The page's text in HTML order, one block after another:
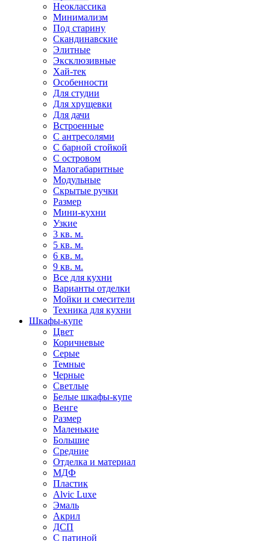
Неоклассика
Минимализм
Под старину
Скандинавские
Элитные
Эксклюзивные
Хай-тек
Особенности
Для студии
Для хрущевки
Для дачи
Встроенные
С антресолями
С барной стойкой
С островом
Малогабаритные
Модульные
Скрытые ручки
Размер
Мини-кухни
Узкие
3 кв. м.
5 кв. м.
6 кв. м.
9 кв. м.
Все для кухни
Варианты отделки
Мойки и смесители
Техника для кухни
Шкафы-купе
Цвет
Коричневые
Серые
Темные
Черные
Светлые
Белые шкафы-купе
Венге
Размер
Маленькие
Большие
Средние
Отделка и материал
МДФ
Пластик
Alvic Luxe
Эмаль
Акрил
ДСП
С патиной